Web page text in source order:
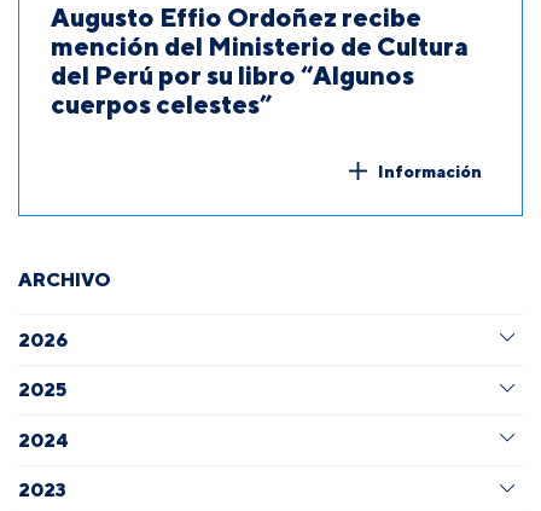
Augusto Effio Ordoñez recibe
mención del Ministerio de Cultura
del Perú por su libro “Algunos
cuerpos celestes”
Información
ARCHIVO
2026
2025
2024
2023